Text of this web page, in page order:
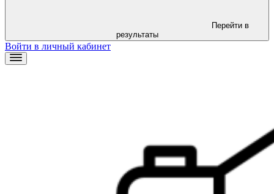
результаты
Войти в личный кабинет